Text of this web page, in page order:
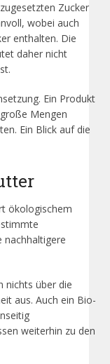
Zucker
wobei auch
enthalten. Die
daher nicht
Ein Produkt
Mengen
Ein Blick auf die
ökologischem
nachhaltigere
nichts über die
aus. Auch ein Bio-
weiterhin zu den